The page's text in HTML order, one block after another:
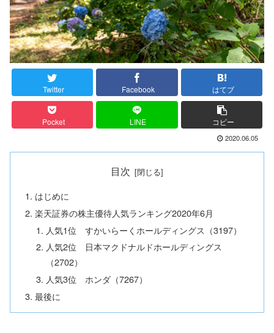
Twitter Facebook はてブ
Pocket LINE コピー
2020.06.05
目次
はじめに
楽天証券の株主優待人気ランキング2020年6月
人気1位 すかいらーくホールディングス（3197）
人気2位 日本マクドナルドホールディングス
（2702）
人気3位 ホンダ（7267）
最後に